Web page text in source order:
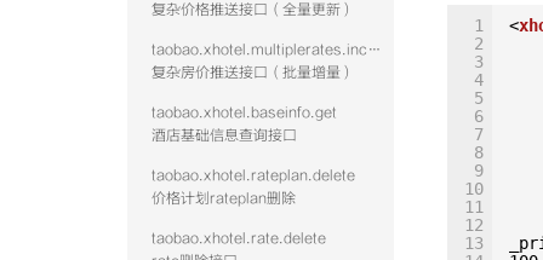
复杂价格推送接口（全量更新）
taobao.xhotel.multiplerates.increment
复杂房价推送接口（批量增量）
taobao.xhotel.baseinfo.get
酒店基础信息查询接口
taobao.xhotel.rateplan.delete
价格计划rateplan删除
taobao.xhotel.rate.delete
1
2
3
4
5
6
7
8
9
10
11
12
13
<